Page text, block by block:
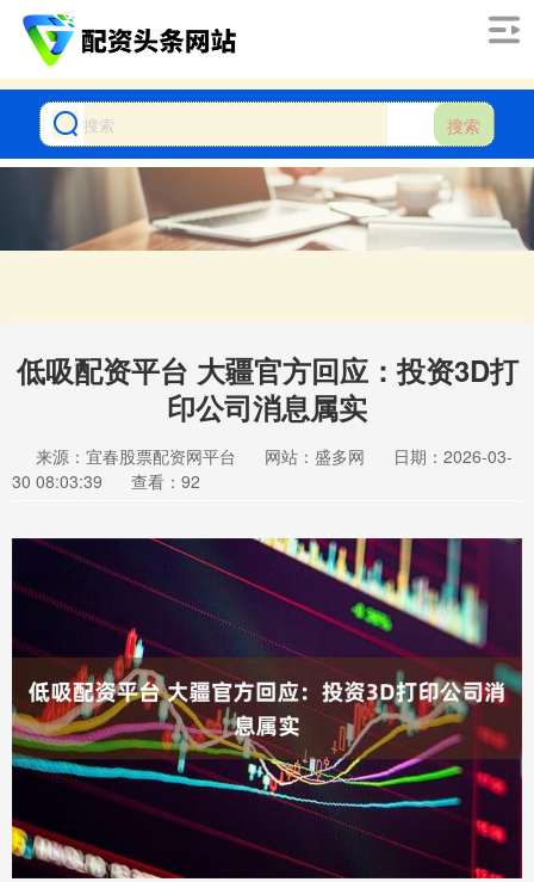
搜索
低吸配资平台 大疆官方回应：投资3D打
印公司消息属实
来源：宜春股票配资网平台 网站：盛多网
日期：2026-03-
30 08:03:39
查看：92